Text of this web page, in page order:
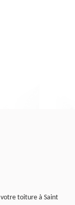
toiture à Saint